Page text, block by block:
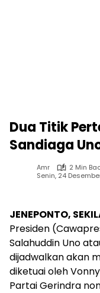
Dua Titik
Sandiaga
Amr
2 Min
Senin, 24
JENEPONTO,
Presiden
Salahuddin Uno
dijadwalkan akan
diketuai oleh
Partai Gerindra